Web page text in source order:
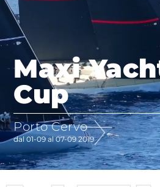
Maxi
Cup
Porto Cervo
dal 01-09 al 07-09 2019